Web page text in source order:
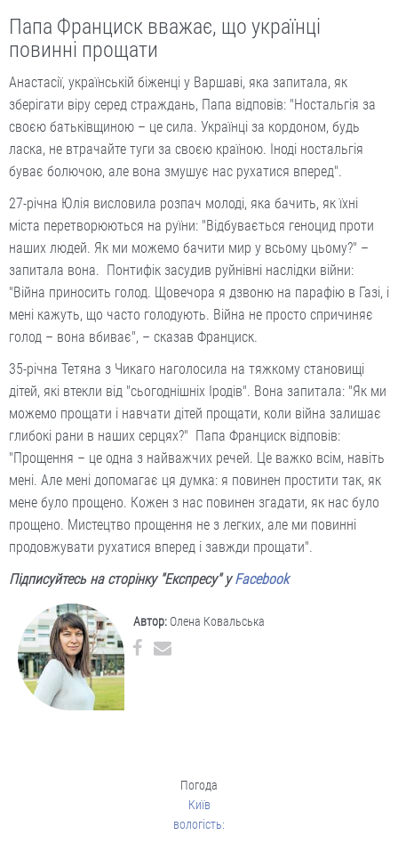
Папа Франциск вважає, що українці
повинні прощати
Анастасії, українській біженці у Варшаві, яка запитала, як
зберігати віру серед страждань, Папа відповів: "Ностальгія за
своєю батьківщиною – це сила. Українці за кордоном, будь
ласка, не втрачайте туги за своєю країною. Іноді ностальгія
буває болючою, але вона змушує нас рухатися вперед".
27-річна Юлія висловила розпач молоді, яка бачить, як їхні
міста перетворюються на руїни: "Відбувається геноцид проти
наших людей. Як ми можемо бачити мир у всьому цьому?" –
запитала вона. Понтифік засудив руйнівні наслідки війни:
"Війна приносить голод. Щовечора я дзвоню на парафію в Газі, і
мені кажуть, що часто голодують. Війна не просто спричиняє
голод – вона вбиває", – сказав Франциск.
35-річна Тетяна з Чикаго наголосила на тяжкому становищі
дітей, які втекли від "сьогоднішніх Іродів". Вона запитала: "Як ми
можемо прощати і навчати дітей прощати, коли війна залишає
глибокі рани в наших серцях?" Папа Франциск відповів:
"Прощення – це одна з найважчих речей. Це важко всім, навіть
мені. Але мені допомагає ця думка: я повинен простити так, як
мене було прощено. Кожен з нас повинен згадати, як нас було
прощено. Мистецтво прощення не з легких, але ми повинні
продовжувати рухатися вперед і завжди прощати".
Підписуйтесь на сторінку "Експресу" уFacebook
Автор: Олена Ковальська
Погода
Київ
вологість: